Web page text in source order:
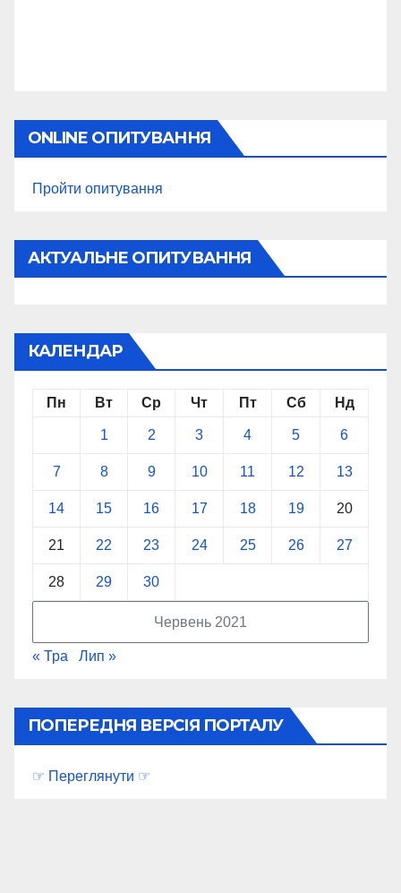
ONLINE ОПИТУВАННЯ
Пройти опитування
АКТУАЛЬНЕ ОПИТУВАННЯ
КАЛЕНДАР
Червень 2021
Пн Вт Ср Чт Пт Сб Нд
1 2 3 4 5 6
7 8 9 10 11 12 13
14 15 16 17 18 19 20
21 22 23 24 25 26 27
28 29 30
« Тра Лип »
ПОПЕРЕДНЯ ВЕРСІЯ ПОРТАЛУ
☞ Переглянути ☞